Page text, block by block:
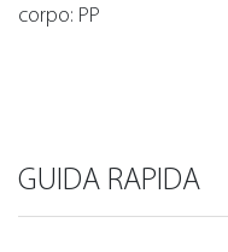
corpo: PP
GUIDA RAPIDA